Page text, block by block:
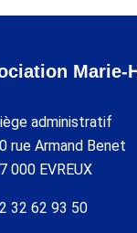
Marie-
administratif
rue Armand Benet
000 EVREUX
32 62 93 50